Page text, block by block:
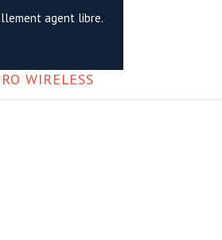
agent libre.
WIRELESS